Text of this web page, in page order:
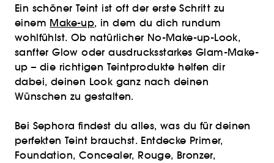
Ein schöner Teint ist oft der erste Schritt zu
einem Make-up, in dem du dich rundum
wohlfühlst. Ob natürlicher No-Make-up-Look,
sanfter Glow oder ausdrucksstarkes Glam-Make-
up – die richtigen Teintprodukte helfen dir
dabei, deinen Look ganz nach deinen
Wünschen zu gestalten.
Bei Sephora findest du alles, was du für deinen
perfekten Teint brauchst. Entdecke Primer,
Foundation, Concealer, Rouge, Bronzer,